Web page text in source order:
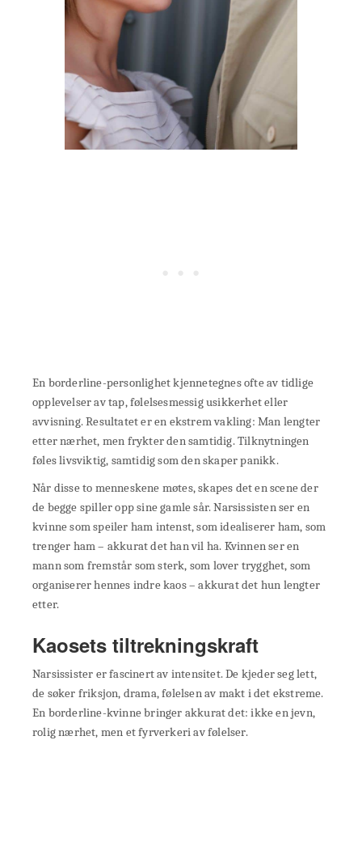
En borderline-personlighet kjennetegnes ofte av tidlige
opplevelser av tap, følelsesmessig usikkerhet eller
avvisning. Resultatet er en ekstrem vakling: Man lengter
etter nærhet, men frykter den samtidig. Tilknytningen
føles livsviktig, samtidig som den skaper panikk.
Når disse to menneskene møtes, skapes det en scene der
de begge spiller opp sine gamle sår. Narsissisten ser en
kvinne som speiler ham intenst, som idealiserer ham, som
trenger ham – akkurat det han vil ha. Kvinnen ser en
mann som fremstår som sterk, som lover trygghet, som
organiserer hennes indre kaos – akkurat det hun lengter
etter.
Kaosets tiltrekningskraft
Narsissister er fascinert av intensitet. De kjeder seg lett,
de søker friksjon, drama, følelsen av makt i det ekstreme.
En borderline-kvinne bringer akkurat det: ikke en jevn,
rolig nærhet, men et fyrverkeri av følelser.